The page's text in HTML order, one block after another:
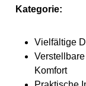
Kategorie:
Vielfältige
Komfort